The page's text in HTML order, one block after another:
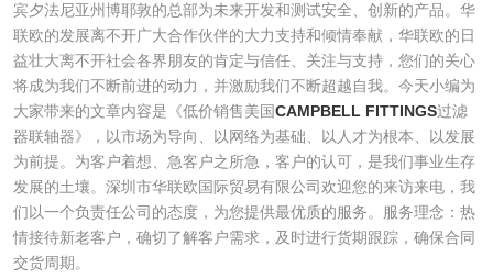
宾夕法尼亚州博耶敦的总部为未来开发和测试安全、创新的产品。华
联欧的发展离不开广大合作伙伴的大力支持和倾情奉献，华联欧的日
益壮大离不开社会各界朋友的肯定与信任、关注与支持，您们的关心
将成为我们不断前进的动力，并激励我们不断超越自我。今天小编为
大家带来的文章内容是《低价销售美国CAMPBELL FITTINGS过滤
器联轴器》，以市场为导向、以网络为基础、以人才为根本、以发展
为前提。为客户着想、急客户之所急，客户的认可，是我们事业生存
发展的土壤。深圳市华联欧国际贸易有限公司欢迎您的来访来电，我
们以一个负责任公司的态度，为您提供最优质的服务。服务理念：热
情接待新老客户，确切了解客户需求，及时进行货期跟踪，确保合同
交货周期。